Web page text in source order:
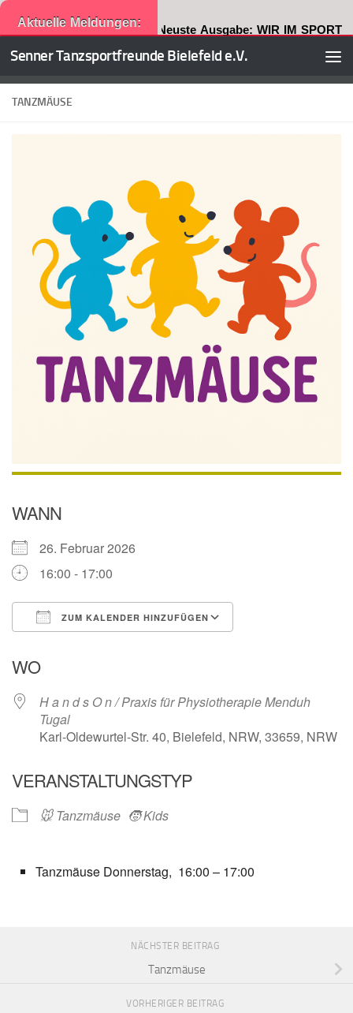
Aktuelle Meldungen: Neuste Ausgabe: WIR IM SPORT
Zum Inhalt springen
Senner Tanzsportfreunde Bielefeld e.V.
TANZMÄUSE
WANN
26. Februar 2026
16:00 - 17:00
ZUM KALENDER HINZUFÜGEN
WO
H a n d s O n / Praxis für Physiotherapie Menduh
Tugal
Karl-Oldewurtel-Str. 40, Bielefeld, NRW, 33659, NRW
VERANSTALTUNGSTYP
🐭 Tanzmäuse 🧒 Kids
Tanzmäuse Donnerstag, 16:00 – 17:00
NÄCHSTER BEITRAG
Tanzmäuse
VORHERIGER BEITRAG